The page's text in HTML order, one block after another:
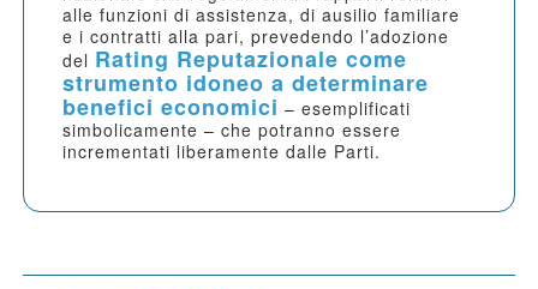
alle funzioni di assistenza, di ausilio familiare
e i contratti alla pari, prevedendo l’adozione
del Rating Reputazionale come
strumento idoneo a determinare
benefici economici – esemplificati
simbolicamente – che potranno essere
incrementati liberamente dalle Parti.